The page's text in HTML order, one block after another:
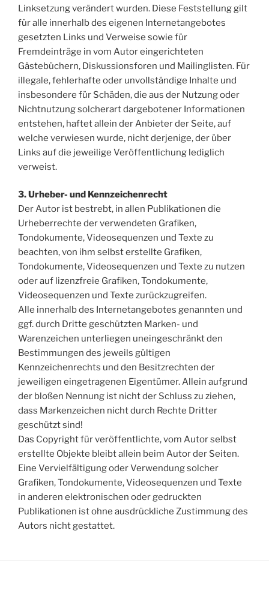
Linksetzung verändert wurden. Diese Feststellung gilt
für alle innerhalb des eigenen Internetangebotes
gesetzten Links und Verweise sowie für
Fremdeinträge in vom Autor eingerichteten
Gästebüchern, Diskussionsforen und Mailinglisten. Für
illegale, fehlerhafte oder unvollständige Inhalte und
insbesondere für Schäden, die aus der Nutzung oder
Nichtnutzung solcherart dargebotener Informationen
entstehen, haftet allein der Anbieter der Seite, auf
welche verwiesen wurde, nicht derjenige, der über
Links auf die jeweilige Veröffentlichung lediglich
verweist.
3. Urheber- und Kennzeichenrecht
Der Autor ist bestrebt, in allen Publikationen die
Urheberrechte der verwendeten Grafiken,
Tondokumente, Videosequenzen und Texte zu
beachten, von ihm selbst erstellte Grafiken,
Tondokumente, Videosequenzen und Texte zu nutzen
oder auf lizenzfreie Grafiken, Tondokumente,
Videosequenzen und Texte zurückzugreifen.
Alle innerhalb des Internetangebotes genannten und
ggf. durch Dritte geschützten Marken- und
Warenzeichen unterliegen uneingeschränkt den
Bestimmungen des jeweils gültigen
Kennzeichenrechts und den Besitzrechten der
jeweiligen eingetragenen Eigentümer. Allein aufgrund
der bloßen Nennung ist nicht der Schluss zu ziehen,
dass Markenzeichen nicht durch Rechte Dritter
geschützt sind!
Das Copyright für veröffentlichte, vom Autor selbst
erstellte Objekte bleibt allein beim Autor der Seiten.
Eine Vervielfältigung oder Verwendung solcher
Grafiken, Tondokumente, Videosequenzen und Texte
in anderen elektronischen oder gedruckten
Publikationen ist ohne ausdrückliche Zustimmung des
Autors nicht gestattet.